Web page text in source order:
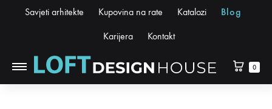
Savjeti arhitekte Kupovina na rate Katalozi Blog
Karijera Kontakt
0